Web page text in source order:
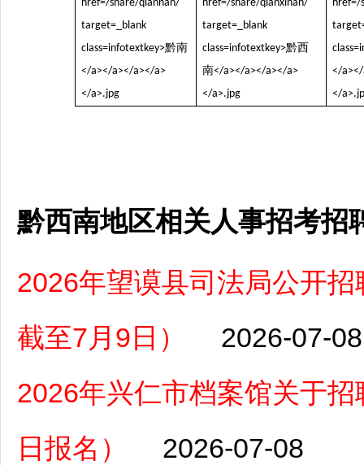
黔西南地区相关人事招考招
2026年望谟县司法局公开
截至7月9日）
2026-07-08
2026年兴仁市档案馆关于
日报名）
2026-07-08